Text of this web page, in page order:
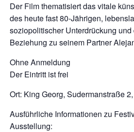
Der Film thematisiert das vitale
des heute fast 80-Jährigen,
soziopolitischer Unterdrückung
Beziehung zu seinem Partner
Ohne Anmeldung
Der Eintritt ist frei
Ort: King Georg, Sudermanstraße
Ausführliche Informationen zu
Ausstellung: